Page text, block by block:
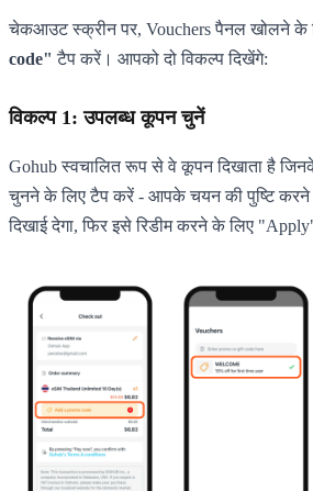
चेकआउट स्क्रीन पर, Vouchers पैनल खोलने के
code" टैप करें। आपको दो विकल्प दिखेंगे:
विकल्प 1: उपलब्ध कूपन चुनें
Gohub स्वचालित रूप से वे कूपन दिखाता है
चुनने के लिए टैप करें - आपके चयन की पुष्टि करने
दिखाई देगा, फिर इसे रिडीम करने के लिए